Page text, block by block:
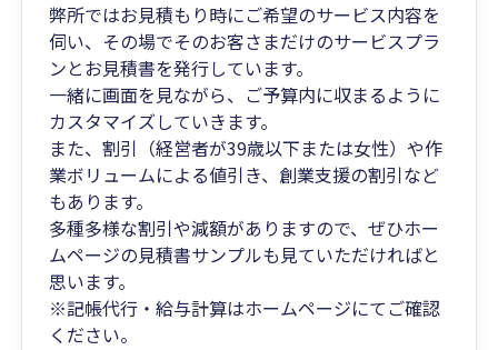
弊所ではお見積もり時にご希望のサービス内容を
伺い、その場でそのお客さまだけのサービスプラ
ンとお見積書を発行しています。
一緒に画面を見ながら、ご予算内に収まるように
カスタマイズしていきます。
また、割引（経営者が39歳以下または女性）や作
業ボリュームによる値引き、創業支援の割引など
もあります。
多種多様な割引や減額がありますので、ぜひホー
ムページの見積書サンプルも見ていただければと
思います。
※記帳代行・給与計算はホームページにてご確認
ください。